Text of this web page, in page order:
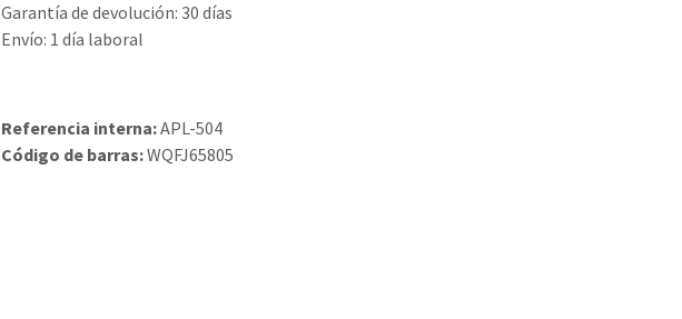
Garantía de devolución: 30 días
Envío: 1 día laboral
Referencia interna:APL-504
Código de barras:WQFJ65805